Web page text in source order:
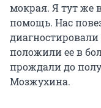
мокрая. Я тут же
помощь. Нас
положили ее в
прождали до
Мозжухина.